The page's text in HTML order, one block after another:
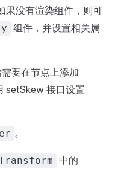
果没有渲染组件，则可
组件，并设置相关属
要在节点上添加
setSkew 接口设置
。
中的